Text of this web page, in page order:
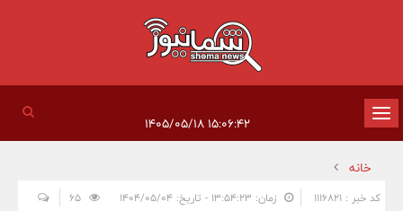
تغییر
وضعیت
ناوبری
خانه
کد خبر : 1116821 زمان: ۱۳:۵۴:۲۳ - تاریخ: ۱۴۰۴/۰۵/۰۴